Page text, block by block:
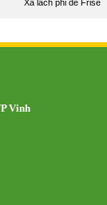
Xà lách phi dê Frise
Vinh